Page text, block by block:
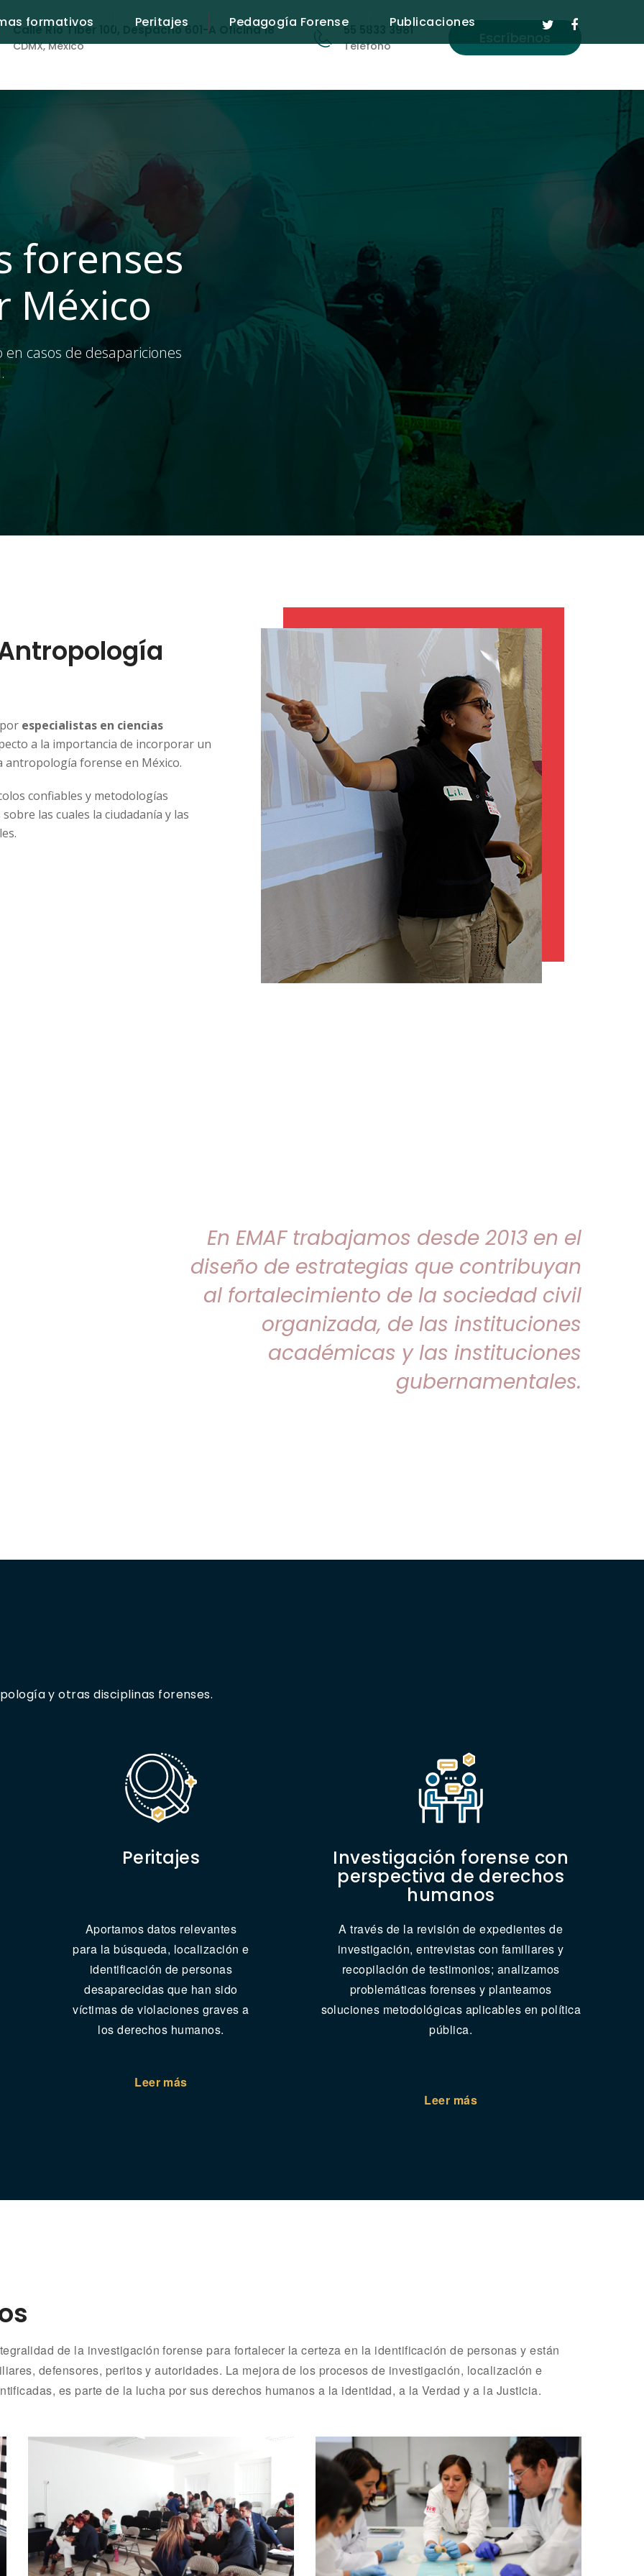
Calle Río Tíber 100, Despacho 601-A Oficina 18
CDMX, México
55 5833 3981
Teléfono
formativos Peritajes Pedagogía Forense Publicaciones
especialistas en ciencias
a la importancia de incorporar un
antropología forense en México.
confiables y metodologías
las cuales la ciudadanía y las
En EMAF trabajamos desde 2013 en el
diseño de estrategias que contribuyan
al fortalecimiento de la sociedad civil
organizada, de las instituciones
académicas y las instituciones
gubernamentales.
y otras disciplinas forenses.
Peritajes
Aportamos datos relevantes
para la búsqueda, localización e
identificación de personas
desaparecidas que han sido
víctimas de violaciones graves a
los derechos humanos.
Leer más
Investigación forense con
perspectiva de derechos
humanos
A través de la revisión de expedientes de
investigación, entrevistas con familiares y
recopilación de testimonios; analizamos
problemáticas forenses y planteamos
soluciones metodológicas aplicables en política
pública.
Leer más
de la investigación forense para fortalecer la certeza en la identificación de personas y están
defensores, peritos y autoridades. La mejora de los procesos de investigación, localización e
es parte de la lucha por sus derechos humanos a la identidad, a la Verdad y a la Justicia.